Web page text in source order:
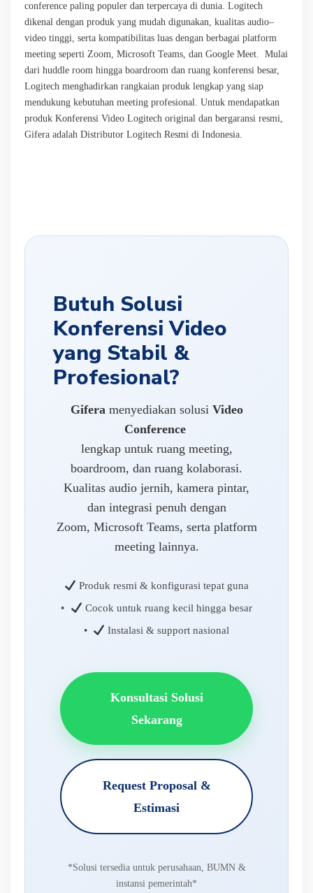
conference paling populer dan terpercaya di dunia. Logitech
dikenal dengan produk yang mudah digunakan, kualitas audio–
video tinggi, serta kompatibilitas luas dengan berbagai platform
meeting seperti Zoom, Microsoft Teams, dan Google Meet. Mulai
dari huddle room hingga boardroom dan ruang konferensi besar,
Logitech menghadirkan rangkaian produk lengkap yang siap
mendukung kebutuhan meeting profesional. Untuk mendapatkan
produk Konferensi Video Logitech original dan bergaransi resmi,
Gifera adalah Distributor Logitech Resmi di Indonesia.
Butuh Solusi
Konferensi Video
yang Stabil &
Profesional?
Giferamenyediakan solusi Video
Conference
lengkap untuk ruang meeting,
boardroom, dan ruang kolaborasi.
Kualitas audio jernih, kamera pintar,
dan integrasi penuh dengan
Zoom, Microsoft Teams, serta platform
meeting lainnya.
Produk resmi & konfigurasi tepat guna
•
Cocok untuk ruang kecil hingga besar
•
Instalasi & support nasional
Konsultasi Solusi
Sekarang
Request Proposal &
Estimasi
*Solusi tersedia untuk perusahaan, BUMN &
instansi pemerintah*